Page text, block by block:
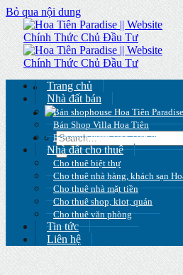
Bỏ qua nội dung
Trang chủ
Nhà đất bán
Bán shophouse Hoa Tiên Paradise
Bán Shop Villa Hoa Tiên
Bán villa vườn Hoa Tiên Paradise
Nhà đất cho thuê
Cho thuê biệt thự
Cho thuê nhà hàng, khách sạn
Cho thuê nhà mặt tiền
Cho thuê shop, kiot, quán
Cho thuê văn phòng
Tin tức
Liên hệ